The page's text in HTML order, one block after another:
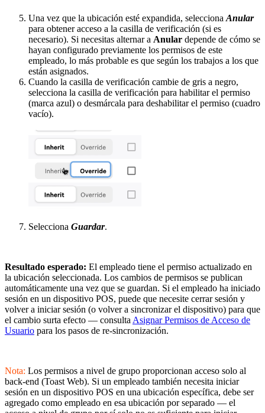
Una vez que la ubicación esté expandida, selecciona Anular
para obtener acceso a la casilla de verificación (si es
necesario). Si necesitas alternar a Anular depende de cómo se
hayan configurado previamente los permisos de este
empleado, lo más probable es que según los trabajos a los que
están asignados.
Cuando la casilla de verificación cambie de gris a negro,
selecciona la casilla de verificación para habilitar el permiso
(marca azul) o desmárcala para deshabilitar el permiso (cuadro
vacío).
Selecciona Guardar.
Resultado esperado: El empleado tiene el permiso actualizado en
la ubicación seleccionada. Los cambios de permisos se publican
automáticamente una vez que se guardan. Si el empleado ha iniciado
sesión en un dispositivo POS, puede que necesite cerrar sesión y
volver a iniciar sesión (o volver a sincronizar el dispositivo) para que
el cambio surta efecto — consulta Asignar Permisos de Acceso de
Usuario para los pasos de re-sincronización.
Nota: Los permisos a nivel de grupo proporcionan acceso solo al
back-end (Toast Web). Si un empleado también necesita iniciar
sesión en un dispositivo POS en una ubicación específica, debe ser
agregado como empleado en esa ubicación por separado — el